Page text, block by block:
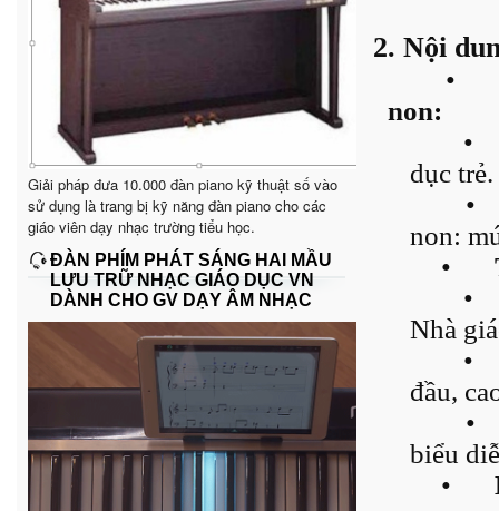
Giải pháp đưa 10.000 đàn piano kỹ thuật số vào
sử dụng là trang bị kỹ năng đàn piano cho các
giáo viên dạy nhạc trường tiểu học.
ĐÀN PHÍM PHÁT SÁNG HAI MẦU
LƯU TRỮ NHẠC GIÁO DỤC VN
DÀNH CHO GV DẠY ÂM NHẠC
2. Nội
•
non:
•
dục trẻ.
•
non:
•
•
Nhà
•
đầu,
•
biểu
•